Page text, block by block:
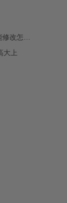
么办？
大上